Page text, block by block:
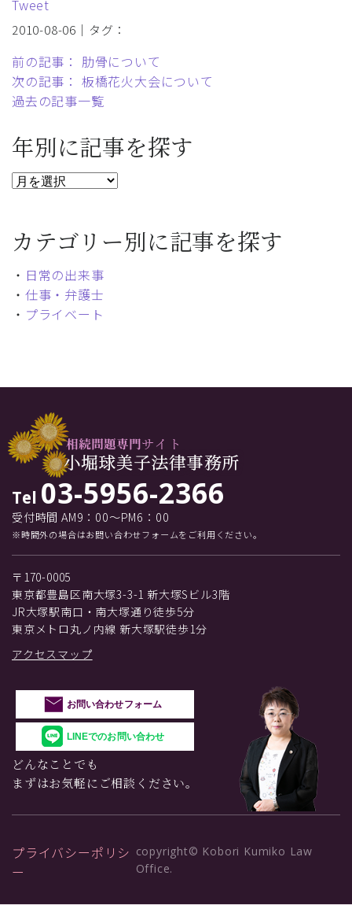
Tweet
2010-08-06｜タグ：
前の記事： 肋骨について
次の記事： 板橋花火大会について
過去の記事一覧
年別に記事を探す
カテゴリー別に記事を探す
・ 日常の出来事
・ 仕事・弁護士
・ プライベート
Tel 03-5956-2366
受付時間 AM9：00～PM6：00
※時間外の場合はお問い合わせフォームをご利用ください。
〒170-0005
東京都豊島区南大塚3-3-1 新大塚Sビル3階
JR大塚駅南口・南大塚通り徒歩5分
東京メトロ丸ノ内線 新大塚駅徒歩1分
アクセスマップ
お問い合わせフォーム
LINEでのお問い合わせ
どんなことでも
まずはお気軽にご相談ください。
プライバシーポリシ
ー
copyright© Kobori Kumiko Law
Office.